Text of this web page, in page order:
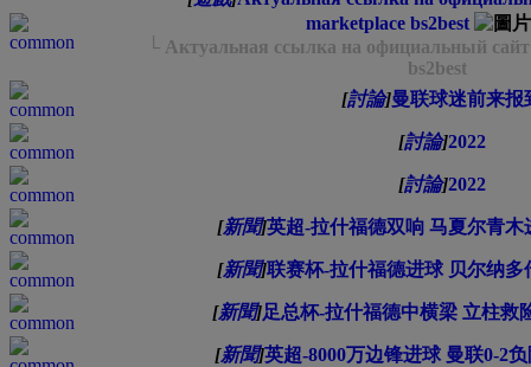
marketplace bs2best
└ Актуальная ссылка на официальный
bs2best
[討論]曼联球迷前来报
[討論]2022
[討論]2022
[新聞]英超-拉什福德双响 马夏尔青木
[新聞]联赛杯-拉什福德进球 贝尔纳多
[新聞]足总杯-拉什福德中横梁 立柱救
[新聞]英超-8000万边锋进球 曼联0-2